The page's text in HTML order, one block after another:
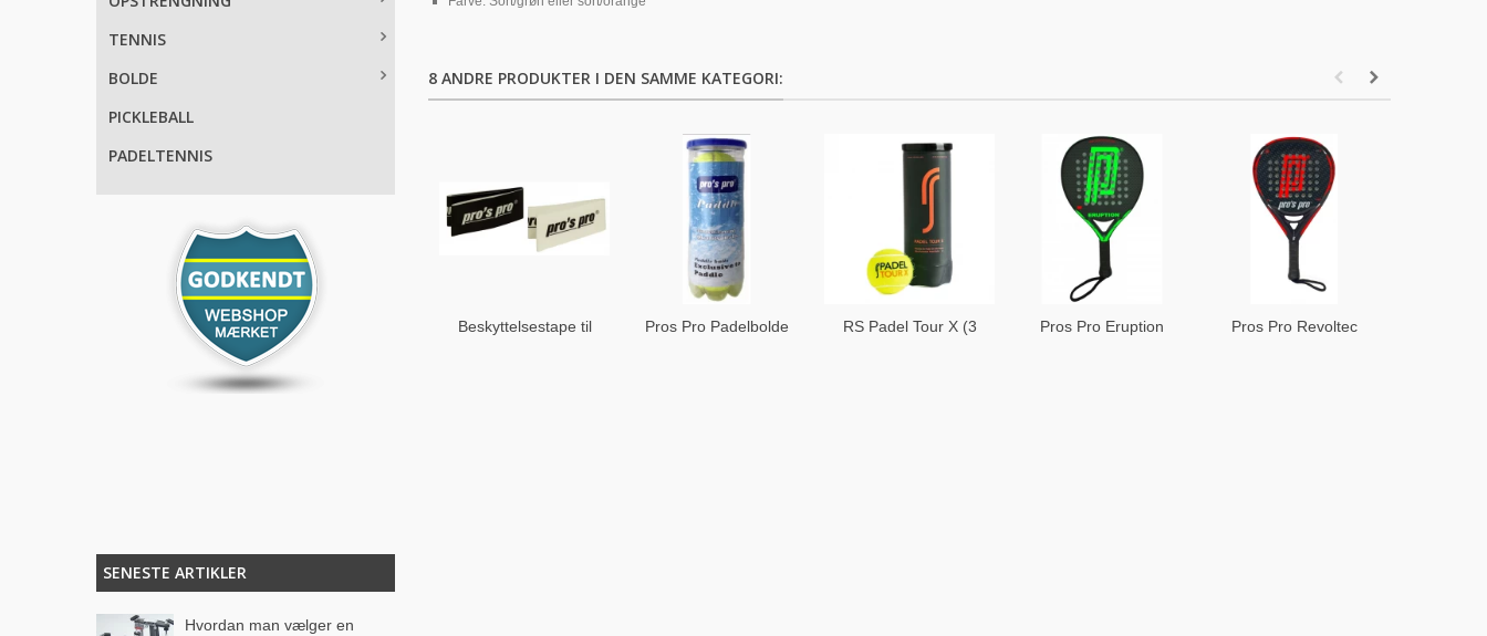
TENNIS
BOLDE
PICKLEBALL
PADELTENNIS
SENESTE ARTIKLER
Hvordan man vælger en
8 ANDRE PRODUKTER I DEN SAMME KATEGORI:
Beskyttelsestape til
Pros Pro Padelbolde
RS Padel Tour X (3
Pros Pro Eruption
Pros Pro Revoltec